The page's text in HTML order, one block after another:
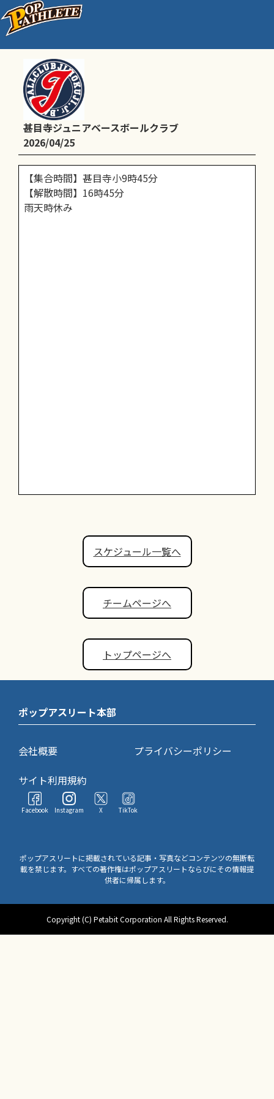
Dチーム予定
甚目寺ジュニアベースボールクラブ
2026/04/25
【集合時間】甚目寺小9時45分
【解散時間】16時45分
雨天時休み
スケジュール一覧へ
チームページへ
トップページへ
ポップアスリート本部
会社概要
プライバシーポリシー
サイト利用規約
Facebook Instagram X TikTok
ポップアスリートに掲載されている記事・写真などコンテンツの無断転
載を禁じます。すべての著作権はポップアスリートならびにその情報提
供者に帰属します。
Copyright (C) Petabit Corporation All Rights Reserved.